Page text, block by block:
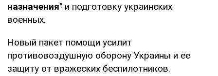
назначения" и подготовку украинских
военных.
Новый пакет помощи усилит
противовоздушную оборону Украины и ее
защиту от вражеских беспилотников.